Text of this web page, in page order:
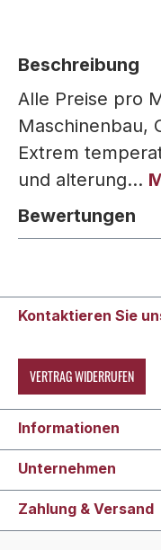
Beschreibung
Alle Preise pro
Maschinenbau,
Extrem
und alterung…
Bewertungen
Kontaktieren Sie
VERTRAG WIDERRUFEN
Informationen
Unternehmen
Zahlung & Versand